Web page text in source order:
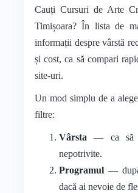
Cauți Cursuri de Arte
Timișoara? În lista de
informații despre vârstă
și cost, ca să compari
site-uri.
Un mod simplu de a
filtre:
Vârsta — ca să
nepotrivite.
Programul— după
dacă ai nevoie de